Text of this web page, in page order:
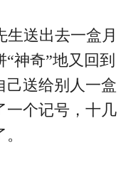
送出去一盒月
神奇”地又回到
己送给别人一盒
一个记号，十几